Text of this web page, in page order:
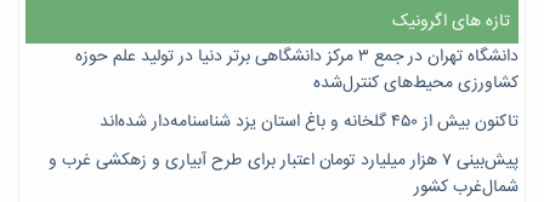
تازه های اگرونیک
دانشگاه تهران در جمع ۳ مرکز دانشگاهی برتر دنیا در تولید علم حوزه
کشاورزی محیط‌های کنترل‌شده
تاکنون بیش از ۴۵۰ گلخانه و باغ استان یزد شناسنامه‌دار شده‌اند
پیش‌بینی ۷‌ هزار میلیارد تومان اعتبار برای طرح آبیاری و زهکشی غرب و
شمال‌غرب کشور